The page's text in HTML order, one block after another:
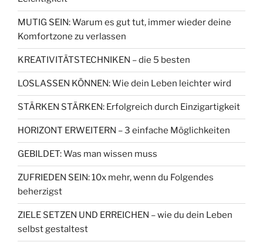
MUTIG SEIN: Warum es gut tut, immer wieder deine
Komfortzone zu verlassen
KREATIVITÄTSTECHNIKEN – die 5 besten
LOSLASSEN KÖNNEN: Wie dein Leben leichter wird
STÄRKEN STÄRKEN: Erfolgreich durch Einzigartigkeit
HORIZONT ERWEITERN – 3 einfache Möglichkeiten
GEBILDET: Was man wissen muss
ZUFRIEDEN SEIN: 10x mehr, wenn du Folgendes
beherzigst
ZIELE SETZEN UND ERREICHEN – wie du dein Leben
selbst gestaltest